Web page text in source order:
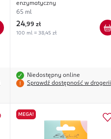
enzymatyczny
65 ml
24,99 zł
100 ml = 38,45 zł
Niedostępny online
Sprawdź dostępność w drogerii
MEGA!